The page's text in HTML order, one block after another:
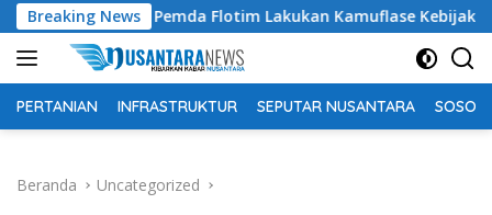
Langsung
ke
konten
Breaking News
Pemda Flotim Lakukan Kamuflase Kebijakan Politik
PERTANIAN INFRASTRUKTUR SEPUTAR NUSANTARA SOSOK
Beranda Uncategorized